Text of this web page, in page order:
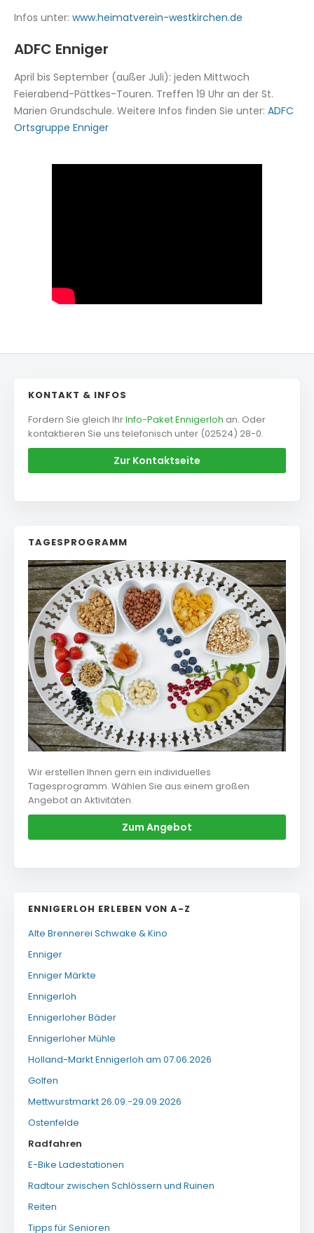
Infos unter: www.heimatverein-westkirchen.de
ADFC Enniger
April bis September (außer Juli): jeden Mittwoch
Feierabend-Pättkes-Touren. Treffen 19 Uhr an der St.
Marien Grundschule. Weitere Infos finden Sie unter: ADFC
Ortsgruppe Enniger
KONTAKT & INFOS
Fordern Sie gleich IhrInfo-Paket Ennigerloh an. Oder
kontaktieren Sie uns telefonisch unter (02524) 28-0.
Zur Kontaktseite
TAGESPROGRAMM
Wir erstellen Ihnen gern ein individuelles
Tagesprogramm. Wählen Sie aus einem großen
Angebot an Aktivitäten.
Zum Angebot
ENNIGERLOH ERLEBEN VON A-Z
Alte Brennerei Schwake & Kino
Enniger
Enniger Märkte
Ennigerloh
Ennigerloher Bäder
Ennigerloher Mühle
Holland-Markt Ennigerloh am 07.06.2026
Golfen
Mettwurstmarkt 26.09.-29.09.2026
Ostenfelde
Radfahren
E-Bike Ladestationen
Radtour zwischen Schlössern und Ruinen
Reiten
Tipps für Senioren